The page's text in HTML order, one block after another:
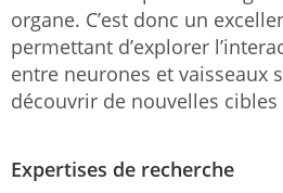
organe. C’est donc un
permettant d’explorer
entre neurones et vaisseaux
découvrir de nouvelles
Expertises de recherche